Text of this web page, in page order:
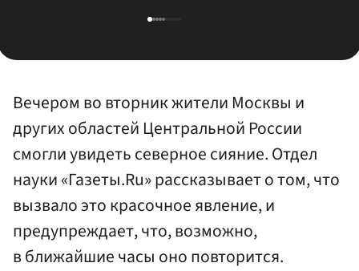
Вечером во вторник жители Москвы и
других областей Центральной России
смогли увидеть северное сияние. Отдел
науки «Газеты.Ru» рассказывает о том, что
вызвало это красочное явление, и
предупреждает, что, возможно,
в ближайшие часы оно повторится.